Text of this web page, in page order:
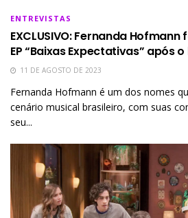
ENTREVISTAS
EXCLUSIVO: Fernanda
EP “Baixas Expectativas” após
11 DE AGOSTO DE 2023
Fernanda Hofmann é um dos nomes
cenário musical brasileiro, com suas
seu...